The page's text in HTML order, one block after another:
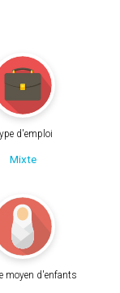
d'emploi
Mixte
moyen d'enfants